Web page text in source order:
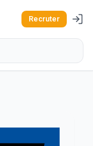
Recruter